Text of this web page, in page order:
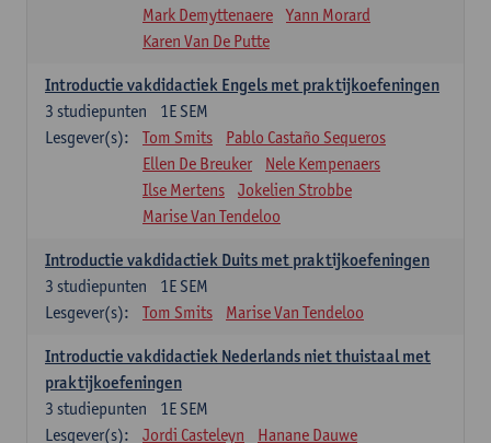
Mark Demyttenaere
Yann Morard
Karen Van De Putte
Introductie vakdidactiek Engels met praktijkoefeningen
1E SEM
3 studiepunten
Lesgever(s):
Tom Smits
Pablo Castaño Sequeros
Ellen De Breuker
Nele Kempenaers
Ilse Mertens
Jokelien Strobbe
Marise Van Tendeloo
Introductie vakdidactiek Duits met praktijkoefeningen
1E SEM
3 studiepunten
Lesgever(s):
Tom Smits Marise Van Tendeloo
Introductie vakdidactiek Nederlands niet thuistaal met
praktijkoefeningen
1E SEM
3 studiepunten
Lesgever(s):
Jordi Casteleyn
Hanane Dauwe